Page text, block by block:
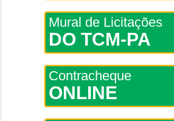
Mural de Licitações
DO TCM-PA
Contracheque
ONLINE